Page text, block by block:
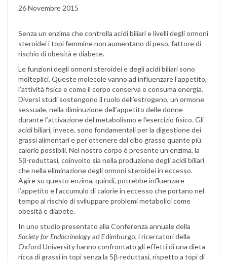
26 Novembre 2015
Senza un enzima che controlla acidi biliari e livelli degli ormoni
steroidei i topi femmine non aumentano di peso, fattore di
rischio di obesità e diabete.
Le funzioni degli ormoni steroidei e degli acidi biliari sono
molteplici. Queste molecole vanno ad influenzare l’appetito,
l’attività fisica e come il corpo conserva e consuma energia.
Diversi studi sostengono il ruolo dell’estrogeno, un ormone
sessuale, nella diminuzione dell’appetito delle donne
durante l’attivazione del metabolismo e l’esercizio fisico. Gli
acidi biliari, invece, sono fondamentali per la digestione dei
grassi alimentari e per ottenere dal cibo grasso quante più
calorie possibili. Nel nostro corpo è presente un enzima, la
5β-reduttasi, coinvolto sia nella produzione degli acidi biliari
che nella eliminazione degli ormoni steroidei in eccesso.
Agire su questo enzima, quindi, potrebbe influenzare
l’appetito e l’accumulo di calorie in eccesso che portano nel
tempo al rischio di sviluppare problemi metabolici come
obesità e diabete.
In uno studio presentato alla Conferenza annuale della
Society for Endocrinologyad Edimburgo, i ricercatori della
Oxford University hanno confrontato gli effetti di una dieta
ricca di grassi in topi senza la 5β-reduttasi, rispetto a topi di